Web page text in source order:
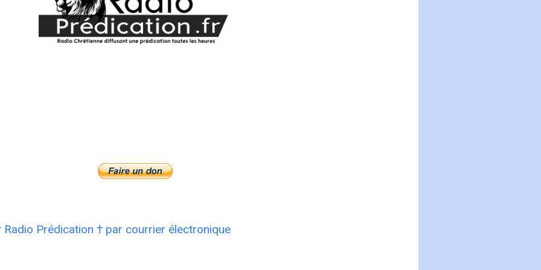
Radio Prédication † par courrier électronique